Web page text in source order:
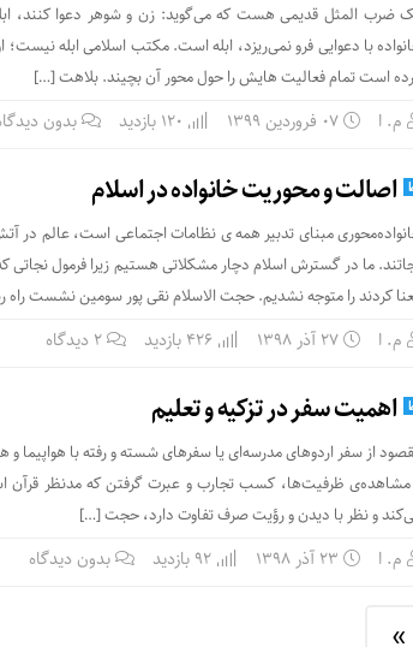
ضرب المثل قدیمی هست که می‌گوید: زن و شوهر دعوا کنند،
با دعوایی فرو نمی‌ریزد، ابله است. مکتب اسلامی ابله
است تمام فعالیت هایش را حول محور آن بچیند. بلاهت […]
م. ا ۰۷ فروردین ۱۳۹۹ بدون
اصالت و محوریت خانواده در اسلام
مبنای تدبیر همه ی نظامات اجتماعی است، عالم در
ما در گسترش اسلام دچار مشکلاتی هستیم زیرا فرمول
کردند را متوجه نشدیم. حجت الاسلام نقی پور سومین نشست
م. ا ۲۷ آذر ۱۳۹۸ ۲ دیدگاه
اهمیت سفر در تزکیه و تعلیم
از سفر اردوهای مدرسه‌ای یا سفرهای شسته‌ و رفته با
ظرفیت‌ها، کسب تجارب و عبرت گرفتن که مدنظر قرآن
و نظر با دیدن و رؤیت صرف تفاوت دارد، حجت […]
م. ا ۲۳ آذر ۱۳۹۸ بدون دیدگاه
»